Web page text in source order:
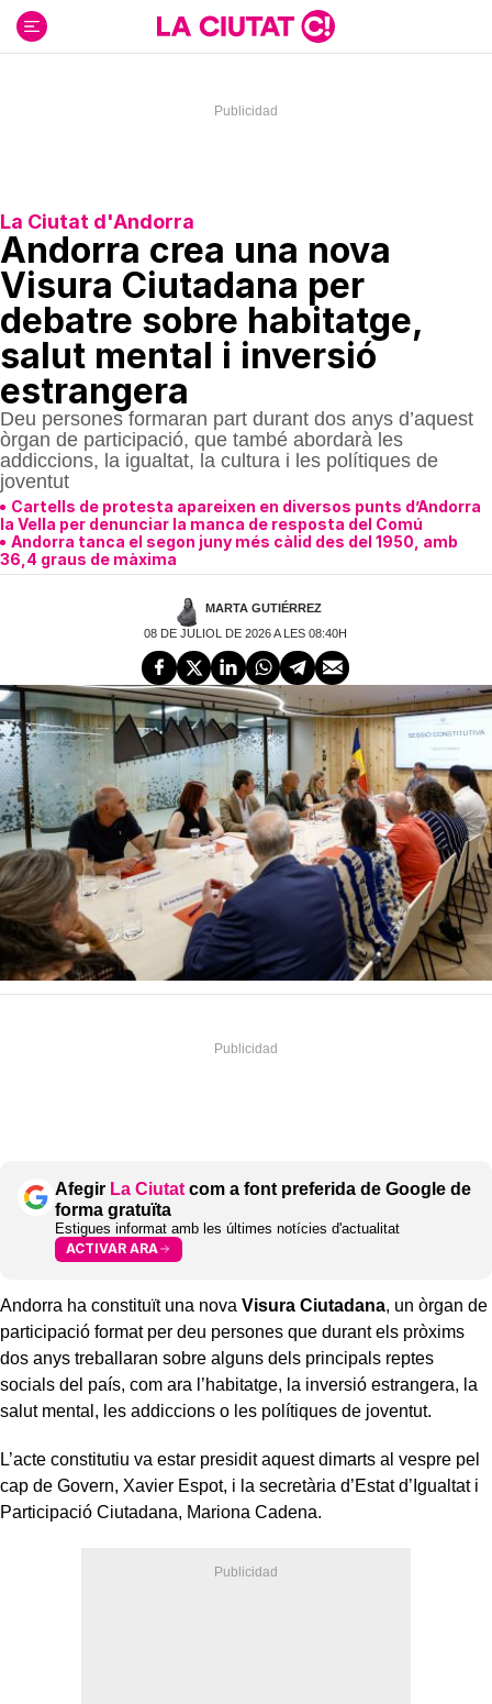
contenido
La Ciutat d'Andorra
Andorra crea una nova
Visura Ciutadana per
debatre sobre habitatge,
salut mental i inversió
estrangera
Deu persones formaran part durant dos anys d’aquest
òrgan de participació, que també abordarà les
addiccions, la igualtat, la cultura i les polítiques de
joventut
Cartells de protesta apareixen en diversos punts d’Andorra
la Vella per denunciar la manca de resposta del Comú
Andorra tanca el segon juny més càlid des del 1950, amb
36,4 graus de màxima
MARTA GUTIÉRREZ
08 DE JULIOL DE 2026 A LES 08:40H
Afegir La Ciutat com a font preferida de Google de
forma gratuïta
Estigues informat amb les últimes notícies d'actualitat
ACTIVAR ARA
Andorra ha constituït una nova Visura Ciutadana, un òrgan de
participació format per deu persones que durant els pròxims
dos anys treballaran sobre alguns dels principals reptes
socials del país, com ara l’habitatge, la inversió estrangera, la
salut mental, les addiccions o les polítiques de joventut.
L’acte constitutiu va estar presidit aquest dimarts al vespre pel
cap de Govern, Xavier Espot, i la secretària d’Estat d’Igualtat i
Participació Ciutadana, Mariona Cadena.